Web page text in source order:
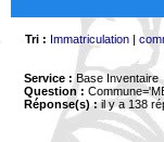
Tri : Immatriculation|
Service : Base Inventaire
Question :
Réponse(s) :il y a 138